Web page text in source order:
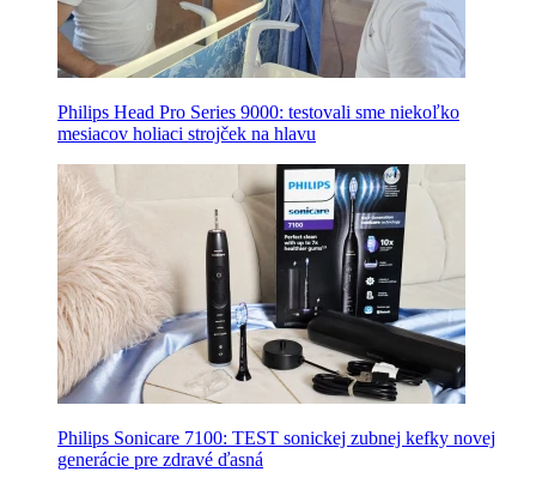
Philips Head Pro Series 9000: testovali sme niekoľko
mesiacov holiaci strojček na hlavu
Philips Sonicare 7100: TEST sonickej zubnej kefky novej
generácie pre zdravé ďasná